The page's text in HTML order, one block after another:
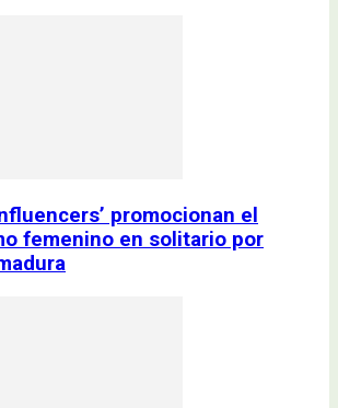
promocionan el
femenino en solitario por